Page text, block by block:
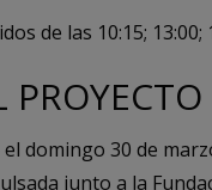
de las 10:15; 13:00;
domingo 30 de
junto a la